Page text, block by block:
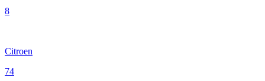
8
Citroen
74